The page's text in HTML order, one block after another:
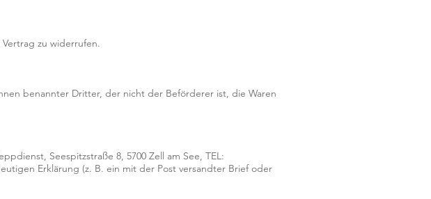
zu widerrufen.
benannter Dritter, der nicht der Beförderer ist, die Waren
Seespitzstraße 8, 5700 Zell am See, TEL:
Erklärung (z. B. ein mit der Post versandter Brief oder